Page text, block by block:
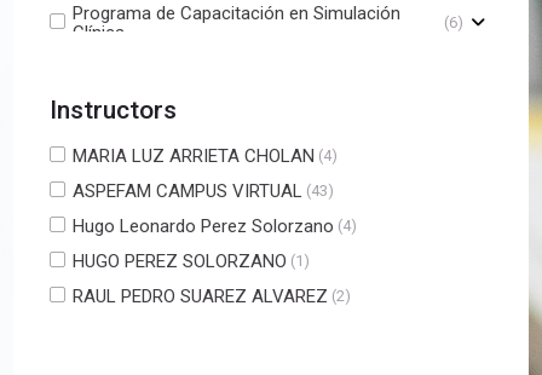
Programa de Capacitación en Simulación
Clínica
(6)
Instructors
MARIA LUZ ARRIETA CHOLAN (4)
ASPEFAM CAMPUS VIRTUAL (43)
Hugo Leonardo Perez Solorzano (4)
HUGO PEREZ SOLORZANO (1)
RAUL PEDRO SUAREZ ALVAREZ (2)